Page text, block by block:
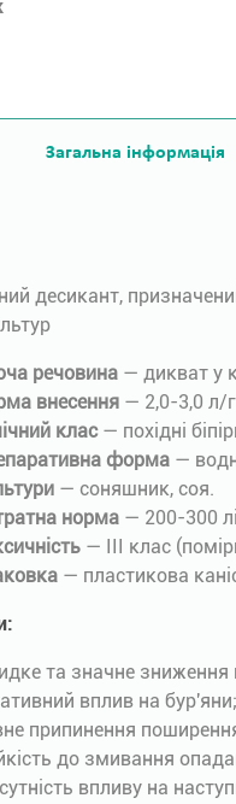
Загальна інформація
десикант,
речовина — дикват у
внесення — 2,0-3,0 л/
клас— похідні
форма —
— соняшник, соя.
норма — 200-300
— ІІІ клас
— пластикова
та значне зниження
вплив на бур'яни;
припинення
до змивання
впливу на